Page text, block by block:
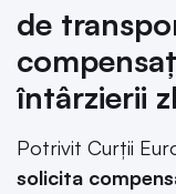
de
întârzierii
Potrivit Curţii
solicita